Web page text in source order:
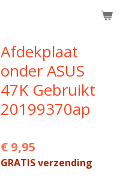
Afdekplaat
onder ASUS
47K Gebruikt
20199370ap
€ 9,95
GRATIS verzending